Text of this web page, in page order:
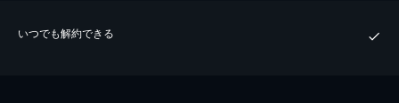
いつでも解約できる